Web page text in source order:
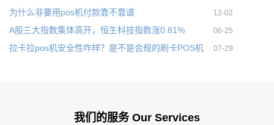
为什么非要用pos机付款靠不靠谱 12-02
A股三大指数集体高开，恒生科技指数涨0.81% 06-25
拉卡拉pos机安全性咋样？是不是合规的刷卡POS机 07-29
我们的服务 Our Services